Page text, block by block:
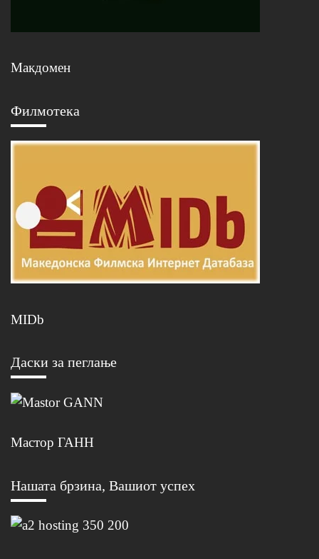
Макдомен
Филмотека
MIDb
Даски за пеглање
Мастор ГАНН
Нашата брзина, Вашиот успех